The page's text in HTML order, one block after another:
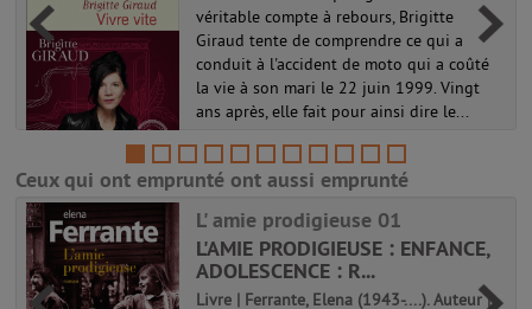
véritable compte à rebours, Brigitte
Giraud tente de comprendre ce qui a
conduit à l'accident de moto qui a coûté
la vie à son mari le 22 juin 1999. Vingt
ans après, elle fait pour ainsi dire le...
Ceux qui ont emprunté ont aussi emprunté
L' amie prodigieuse 01
L'AMIE PRODIGIEUSE : ENFANCE,
ADOLESCENCE : R...
Livre | Ferrante, Elena (1943-....). Auteur |